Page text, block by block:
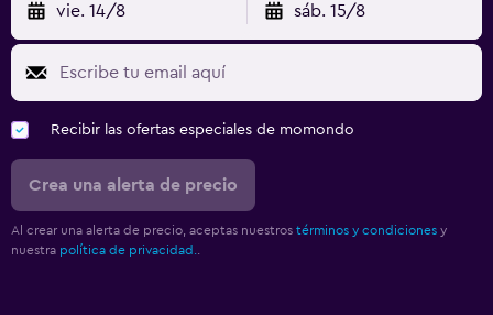
vie. 14/8 sáb. 15/8
Recibir las ofertas especiales de momondo
Crea una alerta de precio
Al crear una alerta de precio, aceptas nuestros términos y condiciones y
nuestra política de privacidad.